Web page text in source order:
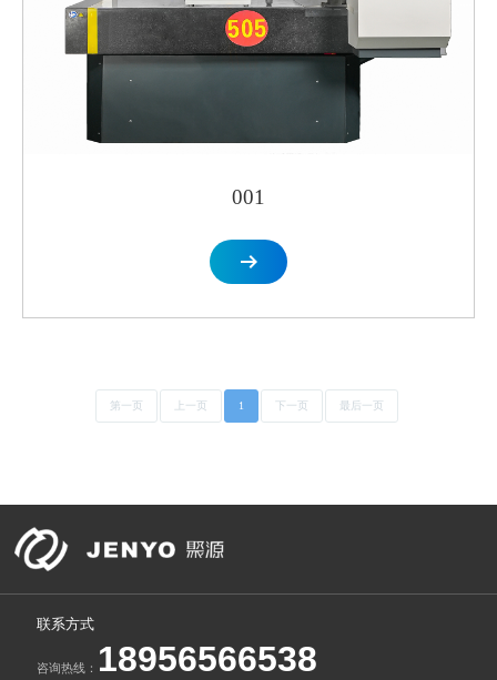
001
第一页 上一页 1 下一页 最后一页
联系方式
咨询热线： 18956566538